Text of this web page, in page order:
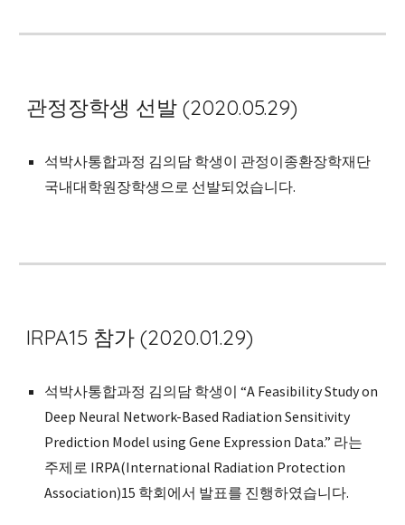
관정장학생 선발 (2020.05.29)
석박사통합과정 김의담 학생이 관정이종환장학재단
국내대학원장학생으로 선발되었습니다.
IRPA15 참가 (2020.01.29)
석박사통합과정 김의담 학생이 “A Feasibility Study on
Deep Neural Network-Based Radiation Sensitivity
Prediction Model using Gene Expression Data.” 라는
주제로 IRPA(International Radiation Protection
Association)15 학회에서 발표를 진행하였습니다.